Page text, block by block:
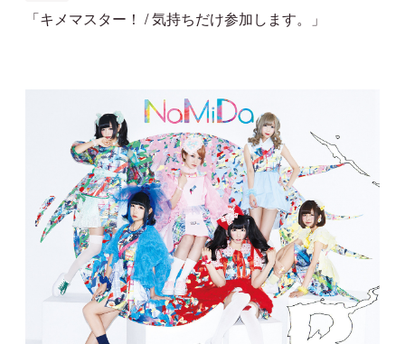
「キメマスター！ / 気持ちだけ参加します。」